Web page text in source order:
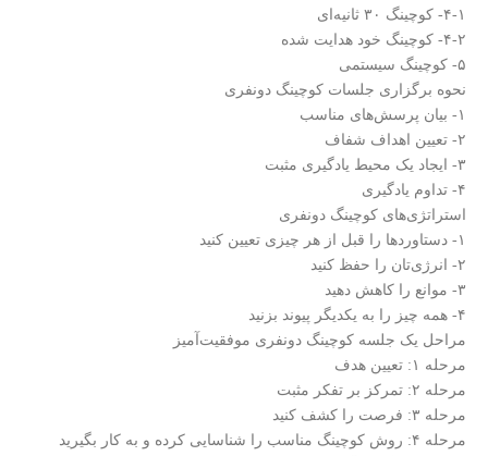
۴-۱- کوچینگ ۳۰ ثانیه‌ای
۴-۲- کوچینگ خود هدایت شده
۵- کوچینگ سیستمی
نحوه برگزاری جلسات کوچینگ دونفری
۱- بیان پرسش‌های مناسب
۲- تعیین اهداف شفاف
۳- ایجاد یک محیط یادگیری مثبت
۴- تداوم یادگیری
استراتژی‌های کوچینگ دونفری
۱- دستاوردها را قبل از هر چیزی تعیین کنید
۲- انرژی‌تان را حفظ کنید
۳- موانع را کاهش دهید
۴- همه چیز را به یکدیگر پیوند بزنید
مراحل یک جلسه کوچینگ دونفری موفقیت‌آمیز
مرحله ۱: تعیین هدف
مرحله ۲: تمرکز بر تفکر مثبت
مرحله ۳: فرصت را کشف کنید
مرحله ۴: روش کوچینگ مناسب را شناسایی کرده و به کار بگیرید